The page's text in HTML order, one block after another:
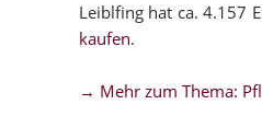
Leiblfing hat ca. 4.157
kaufen.
→ Mehr zum Thema: